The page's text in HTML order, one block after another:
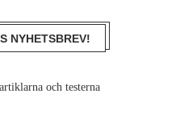
NYHETSBREV!
och testerna